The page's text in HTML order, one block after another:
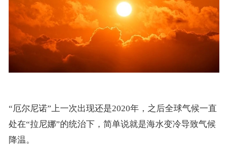
“厄尔尼诺”上一次出现还是2020年，之后全球气候一直
处在“拉尼娜”的统治下，简单说就是海水变冷导致气候
降温。